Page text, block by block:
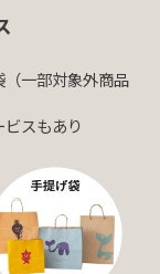
一部対象外商品
スもあり